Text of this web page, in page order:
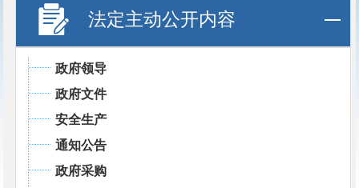
法定主动公开内容
政府领导
政府文件
安全生产
通知公告
政府采购